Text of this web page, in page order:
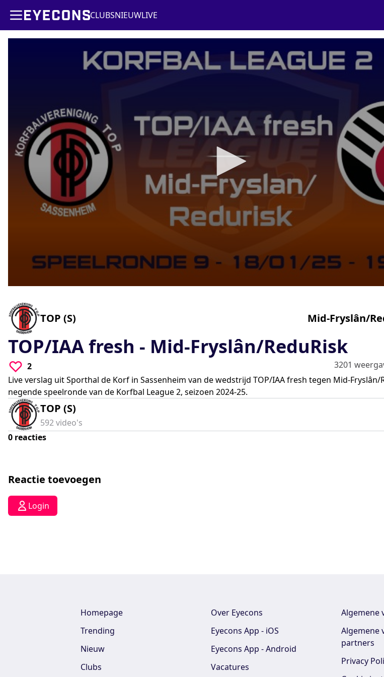
CLUBSNIEUWLIVE
of
0
seconds
Volume
90%
TOP (S)
- Mid-Fryslân/
TOP/IAA fresh - Mid-Fryslân/ReduRisk
2 3201
Live verslag uit Sporthal de Korf in Sassenheim van de wedstrijd TOP/IAA fresh tegen Mid-Fryslân/
negende speelronde van de Korfbal League 2, seizoen 2024-25.
TOP (S)
592video's
0 reacties
Reactie toevoegen
Login
Homepage
Trending
Nieuw
Clubs
Over Eyecons
Eyecons App - iOS
Eyecons App - Android
Vacatures
Algemene
Algemene
partners
Privacy